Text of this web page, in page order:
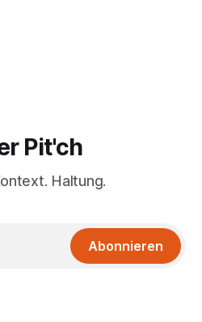
Pit'ch
Haltung.
Abonnieren